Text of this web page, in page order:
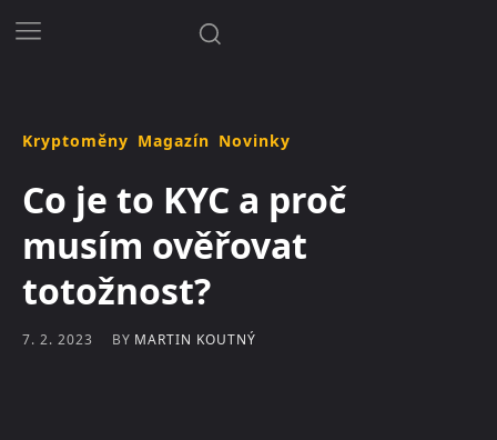
Kryptoměny Magazín Novinky
Co je to KYC a proč
musím ověřovat
totožnost?
7. 2. 2023 BY MARTIN KOUTNÝ